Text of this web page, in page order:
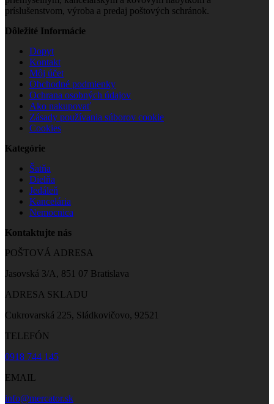
príslušenstvom, výroba a predaj poštových schránok.
Dôležité Informácie
Dopyt
Kontakt
Môj účet
Obchodné podmienky
Ochrana osobných údajov
Ako nakupovať
Zásady používania súborov cookie
Cookies
Kategórie
Šatňa
Dielňa
Jedáleň
Kancelária
Nemocnica
Kontaktujte nás
POŠTOVÁ ADRESA
Jasovská 3/A, 851 07 Bratislava
ADRESA SKLADU
Cukrovarská 225, Sládkovičovo, 92521
TELEFÓN
0918 744 145
EMAIL
info@mercator.sk